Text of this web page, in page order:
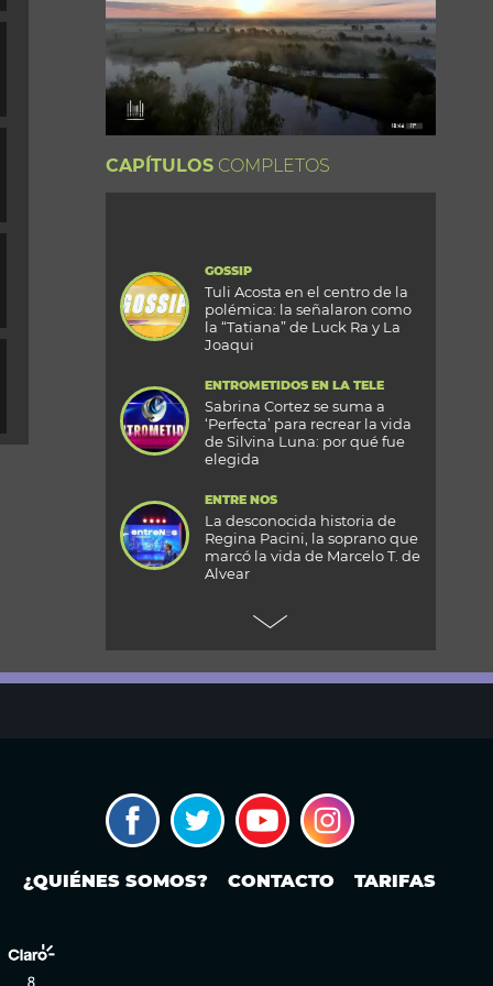
CAPÍTULOS COMPLETOS
GOSSIP
Tuli Acosta en el centro de la
polémica: la señalaron como
la “Tatiana” de Luck Ra y La
Joaqui
ENTROMETIDOS EN LA TELE
Sabrina Cortez se suma a
‘Perfecta’ para recrear la vida
de Silvina Luna: por qué fue
elegida
ENTRE NOS
La desconocida historia de
Regina Pacini, la soprano que
marcó la vida de Marcelo T. de
Alvear
+CARAS
todos los detalles de la mega
fiesta en el Palacio
Reconquista
Ushuaia
MODO FONTEVECCHIA
detrás de una discusión que
¿QUIÉNES SOMOS? CONTACTO TARIFAS